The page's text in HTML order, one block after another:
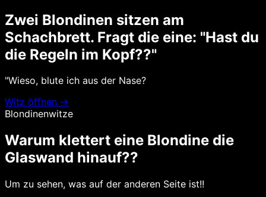
Zwei Blondinen sitzen am
Schachbrett. Fragt die eine: "Hast du
die Regeln im Kopf??"
"Wieso, blute ich aus der Nase?
Witz öffnen →
Blondinenwitze
Warum klettert eine Blondine die
Glaswand hinauf??
Um zu sehen, was auf der anderen Seite ist!!